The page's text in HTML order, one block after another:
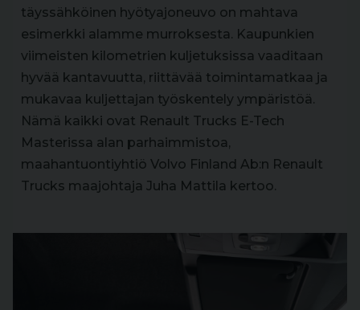
täyssähköinen hyötyajoneuvo on mahtava
esimerkki alamme murroksesta. Kaupunkien
viimeisten kilometrien kuljetuksissa vaaditaan
hyvää kantavuutta, riittävää toimintamatkaa ja
mukavaa kuljettajan työskentely ympäristöä.
Nämä kaikki ovat Renault Trucks E-Tech
Masterissa alan parhaimmistoa,
maahantuontiyhtiö Volvo Finland Ab:n Renault
Trucks maajohtaja Juha Mattila kertoo.